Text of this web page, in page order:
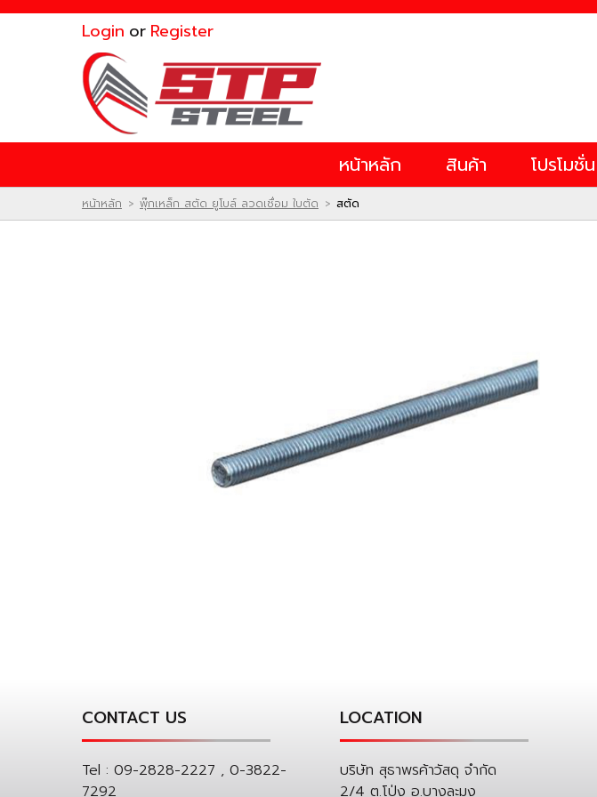
สินค้าที่สนใจ
ติดต่อเรา ผลงานของเรา
Login or Register
หน้าหลัก สินค้า โปรโมชั่น
หน้าหลัก > พุ๊กเหล็ก สตัด ยูโบล์ ลวดเชื่อม ใบตัด > สตัด
CONTACT US
Tel : 09-2828-2227 , 0-3822-
7292
LOCATION
บริษัท สุธาพรค้าวัสดุ จำกัด
2/4 ต.โป่ง อ.บางละมุง